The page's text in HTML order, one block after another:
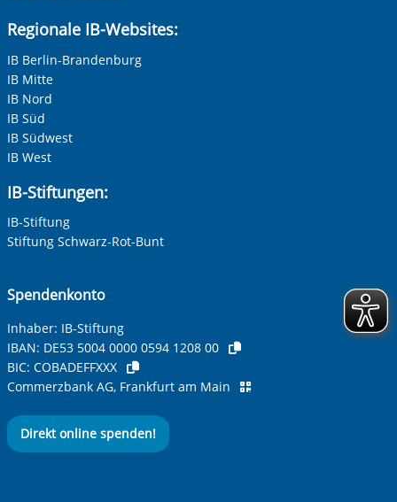
Regionale IB-Websites:
IB Berlin-Brandenburg
IB Mitte
IB Nord
IB Süd
IB Südwest
IB West
IB-Stiftungen:
IB-Stiftung
Stiftung Schwarz-Rot-Bunt
Spendenkonto
Inhaber: IB-Stiftung
IBAN: DE53 5004 0000 0594 1208 00
BIC: COBADEFFXXX
Commerzbank AG, Frankfurt am Main
Direkt online spenden!